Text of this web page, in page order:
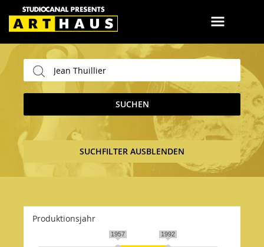
SUCHEN
SUCHFILTER AUSBLENDEN
Produktionsjahr
1957 1992